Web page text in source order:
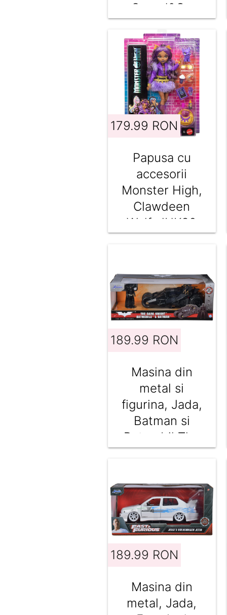
Speed&Go
Garage,
JMJ53
179.99 RON
Papusa cu
accesorii
Monster High,
Clawdeen
Wolf, JHK30
189.99 RON
Masina din
metal si
figurina, Jada,
Batman si
Batmobil The
Dark Night,
189.99 RON
Masina din
metal, Jada,